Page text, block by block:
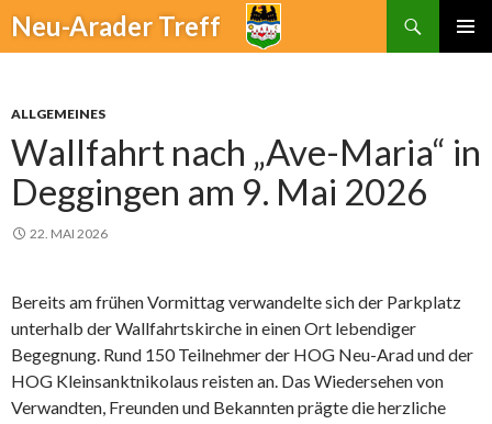
Neu-Arader Treff
Suchen
ALLGEMEINES
Wallfahrt nach „Ave-Maria“ in
Deggingen am 9. Mai 2026
22. MAI 2026
Bereits am frühen Vormittag verwandelte sich der Parkplatz
unterhalb der Wallfahrtskirche in einen Ort lebendiger
Begegnung. Rund 150 Teilnehmer der HOG Neu-Arad und der
HOG Kleinsanktnikolaus reisten an. Das Wiedersehen von
Verwandten, Freunden und Bekannten prägte die herzliche